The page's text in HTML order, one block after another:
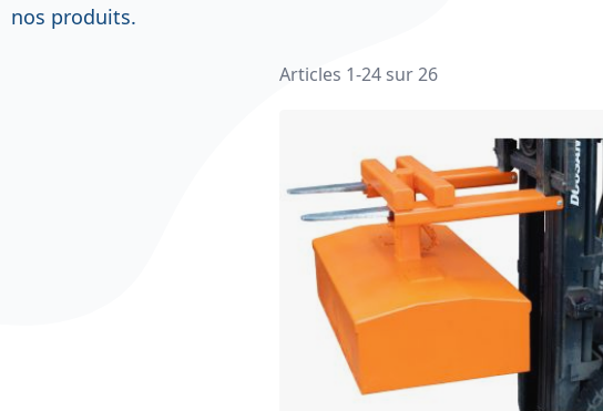
nos produits.
Articles 1-24 sur26